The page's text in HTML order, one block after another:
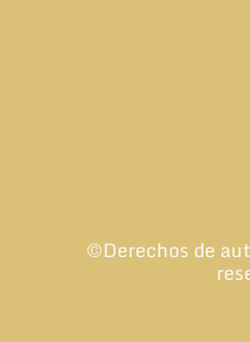
©Derechos de